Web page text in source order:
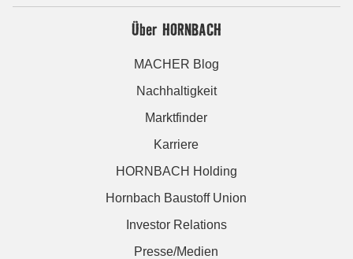
Über HORNBACH
MACHER Blog
Nachhaltigkeit
Marktfinder
Karriere
HORNBACH Holding
Hornbach Baustoff Union
Investor Relations
Presse/Medien